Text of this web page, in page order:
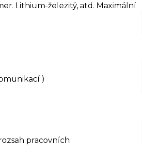
Lithium-železitý, atd. Maximální
)
pracovních